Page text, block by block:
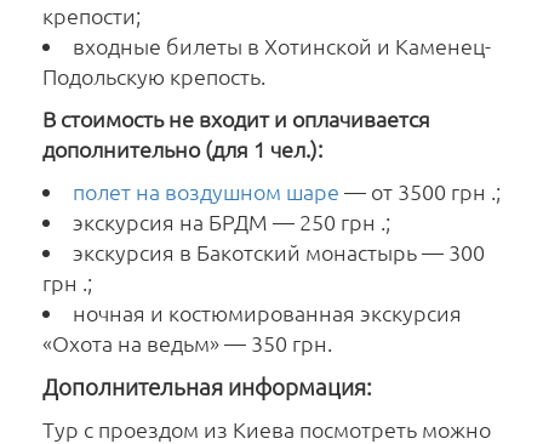
крепости;
входные билеты в Хотинской и Каменец-
Подольскую крепость.
В стоимость не входит и оплачивается
дополнительно (для 1 чел.):
полет на воздушном шаре — от 3500 грн .;
экскурсия на БРДМ — 250 грн .;
экскурсия в Бакотский монастырь — 300
грн .;
ночная и костюмированная экскурсия
«Охота на ведьм» — 350 грн.
Дополнительная информация:
Тур с проездом из Киева посмотреть можно